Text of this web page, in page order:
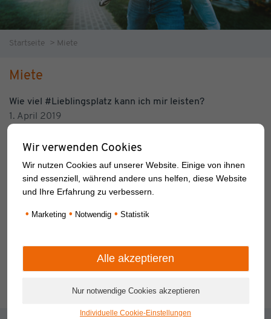
Startseite > Miete
Miete
Wie viel #Lieblingsplatz kann ich mir leisten?
1. April 2019
Moderne. Und wir reden dabei nicht von einer möglichst
technischen Gadgets. Die Herausforderung ist eher, sich
das Dach über dem Kopf überhaupt noch leisten zu können.
Region immer teurer. Viele Familien möchten das […]
Wir verwenden Cookies
Wir nutzen Cookies auf unserer Website. Einige von ihnen
sind essenziell, während andere uns helfen, diese Website
und Ihre Erfahrung zu verbessern.
• Marketing • Notwendig • Statistik
Individuelle Cookie-Einstellungen